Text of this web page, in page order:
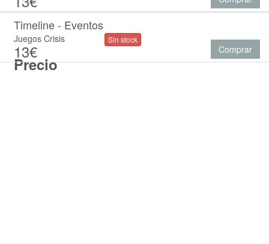
Precio
Timeline - Eventos
Juegos Crisis
13€
Sin stock
Comprar